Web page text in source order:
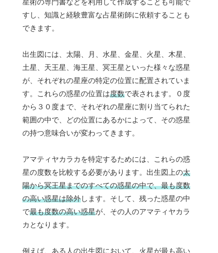
星術の専門書などを利用して作成することも可能で
すし、知識と経験豊富な占星術師に依頼することも
できます。
出生図には、太陽、月、水星、金星、火星、木星、
土星、天王星、海王星、冥王星といった様々な惑星
が、それぞれの星座の特定の位置に配置されていま
す。これらの惑星の位置は度数で表されます。０度
から３０度まで、それぞれの星座に割り当てられた
範囲の中で、どの位置にあるかによって、その惑星
の持つ意味合いが変わってきます。
アマティヤカラカを特定するためには、これらの惑
星の度数を比較する必要があります。出生図上の太
陽から冥王星までのすべての惑星の中で、最も度数
の高い惑星は除外します。そして、残った惑星の中
で最も度数の高い惑星が、その人のアマティヤカラ
カとなります。
例えば、ある人の出生図において、火星が最も高い